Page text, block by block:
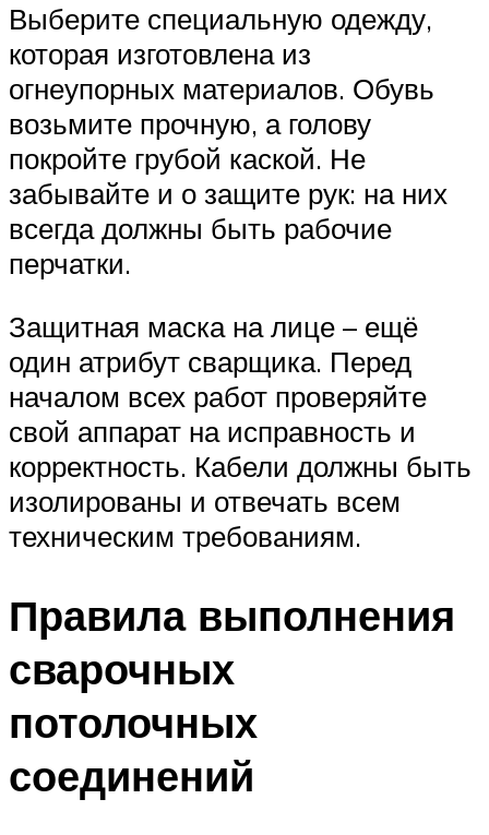
Выберите специальную одежду,
которая изготовлена из
огнеупорных материалов. Обувь
возьмите прочную, а голову
покройте грубой каской. Не
забывайте и о защите рук: на них
всегда должны быть рабочие
перчатки.
Защитная маска на лице – ещё
один атрибут сварщика. Перед
началом всех работ проверяйте
свой аппарат на исправность и
корректность. Кабели должны быть
изолированы и отвечать всем
техническим требованиям.
Правила выполнения
сварочных
потолочных
соединений